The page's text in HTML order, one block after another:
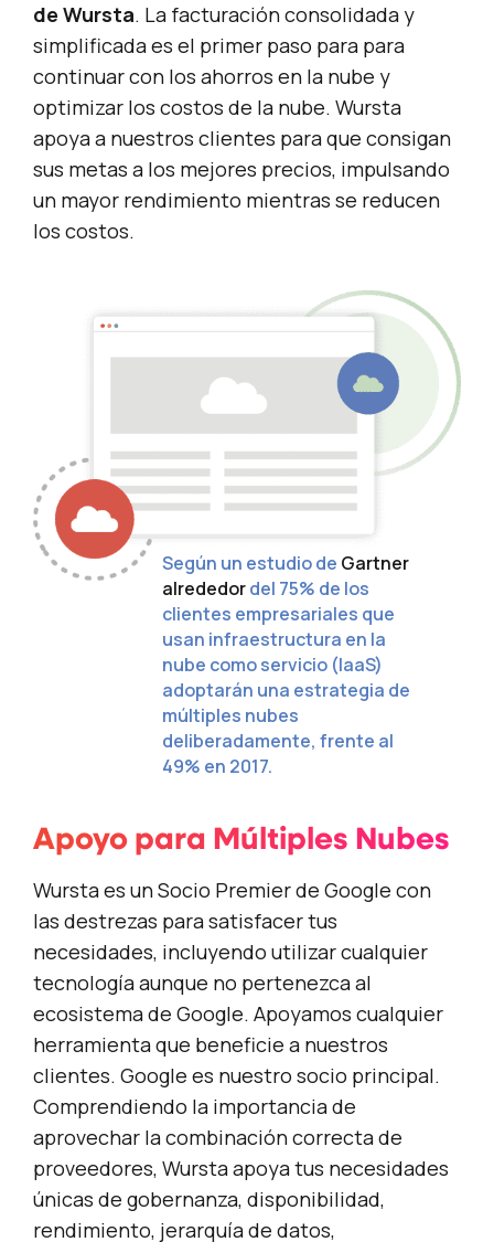
de Wursta. La facturación consolidada y
simplificada es el primer paso para para
continuar con los ahorros en la nube y
optimizar los costos de la nube. Wursta
apoya a nuestros clientes para que consigan
sus metas a los mejores precios, impulsando
un mayor rendimiento mientras se reducen
los costos.
Según un estudio de Gartner
alrededordel 75% de los
clientes empresariales que
usan infraestructura en la
nube como servicio (IaaS)
adoptarán una estrategia de
múltiples nubes
deliberadamente, frente al
49% en 2017.
Apoyo para Múltiples Nubes
Wursta es un Socio Premier de Google con
las destrezas para satisfacer tus
necesidades, incluyendo utilizar cualquier
tecnología aunque no pertenezca al
ecosistema de Google. Apoyamos cualquier
herramienta que beneficie a nuestros
clientes. Google es nuestro socio principal.
Comprendiendo la importancia de
aprovechar la combinación correcta de
proveedores, Wursta apoya tus necesidades
únicas de gobernanza, disponibilidad,
rendimiento, jerarquía de datos,